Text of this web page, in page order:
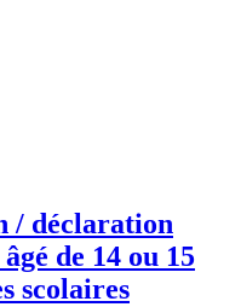
/ déclaration
de 14 ou 15
scolaires